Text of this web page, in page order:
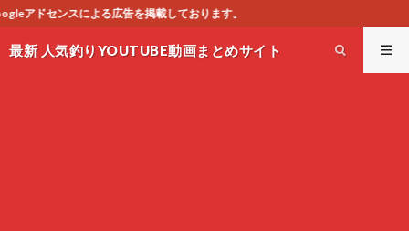
おります。
最新 人気釣りYOUTUBE動画まとめサイト